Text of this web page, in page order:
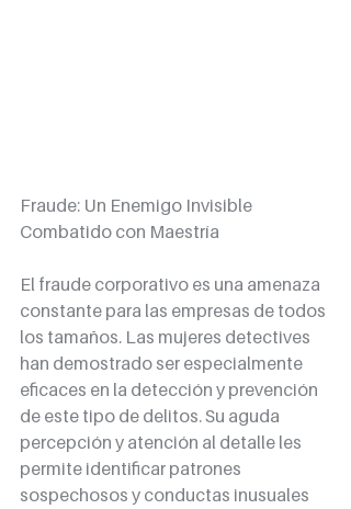
Fraude: Un Enemigo Invisible
Combatido con Maestría
El fraude corporativo es una amenaza
constante para las empresas de todos
los tamaños. Las mujeres detectives
han demostrado ser especialmente
eficaces en la detección y prevención
de este tipo de delitos. Su aguda
percepción y atención al detalle les
permite identificar patrones
sospechosos y conductas inusuales